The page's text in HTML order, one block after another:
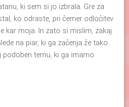
ki sem si jo izbrala. Gre za
ko odraste, pri čemer odločitev
kar moja. In zato si mislim, zakaj
na piar, ki ga začenja že tako
podoben temu, ki ga imamo